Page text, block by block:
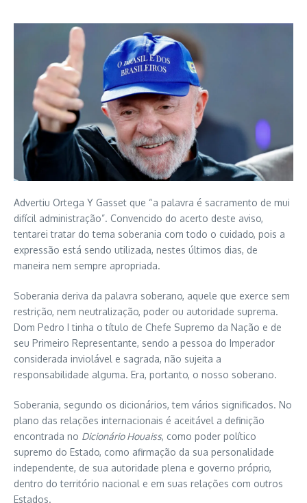
Advertiu Ortega Y Gasset que “a palavra é sacramento de mui
difícil administração”. Convencido do acerto deste aviso,
tentarei tratar do tema soberania com todo o cuidado, pois a
expressão está sendo utilizada, nestes últimos dias, de
maneira nem sempre apropriada.
Soberania deriva da palavra soberano, aquele que exerce sem
restrição, nem neutralização, poder ou autoridade suprema.
Dom Pedro I tinha o título de Chefe Supremo da Nação e de
seu Primeiro Representante, sendo a pessoa do Imperador
considerada inviolável e sagrada, não sujeita a
responsabilidade alguma. Era, portanto, o nosso soberano.
Soberania, segundo os dicionários, tem vários significados. No
plano das relações internacionais é aceitável a definição
encontrada no Dicionário Houaiss, como poder político
supremo do Estado, como afirmação da sua personalidade
independente, de sua autoridade plena e governo próprio,
dentro do território nacional e em suas relações com outros
Estados.